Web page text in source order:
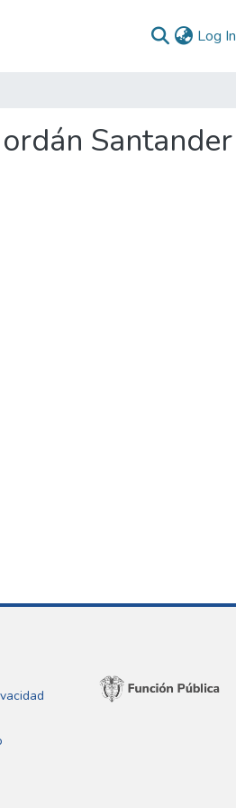
Log In
Santander